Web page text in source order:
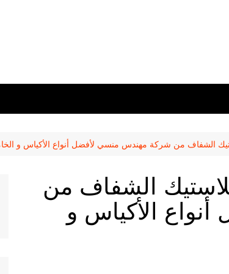
الشفاف من شركة مهندس منسي لأفضل أنواع الأكياس و
الشفاف من
الأكياس و